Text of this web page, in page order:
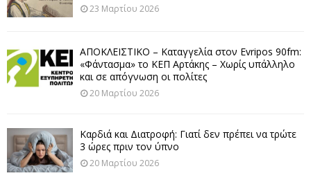
23 Μαρτίου 2026
ΑΠΟΚΛΕΙΣΤΙΚΟ – Καταγγελία στον Evripos 90fm:
«Φάντασμα» το ΚΕΠ Αρτάκης – Χωρίς υπάλληλο
και σε απόγνωση οι πολίτες
20 Μαρτίου 2026
Καρδιά και Διατροφή: Γιατί δεν πρέπει να τρώτε
3 ώρες πριν τον ύπνο
20 Μαρτίου 2026